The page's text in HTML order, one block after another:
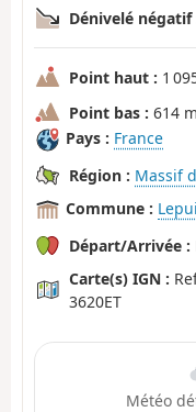
Dénivelé négatif
Point haut : 1
Point bas : 614 m
Pays : France
Région : Massif
Commune :
Départ/Arrivée :
Carte(s) IGN :
3620ET
Météo